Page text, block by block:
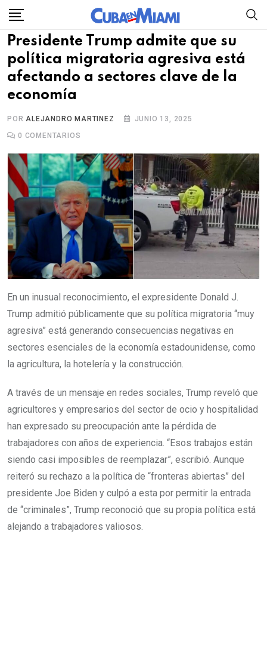
Skip
content
Presidente Trump admite que su
política migratoria agresiva está
afectando a sectores clave de la
economía
PORALEJANDRO MARTINEZ
JUNIO 13, 2025
0 COMENTARIOS
En un inusual reconocimiento, el expresidente Donald J.
Trump admitió públicamente que su política migratoria “muy
agresiva” está generando consecuencias negativas en
sectores esenciales de la economía estadounidense, como
la agricultura, la hotelería y la construcción.
A través de un mensaje en redes sociales, Trump reveló que
agricultores y empresarios del sector de ocio y hospitalidad
han expresado su preocupación ante la pérdida de
trabajadores con años de experiencia. “Esos trabajos están
siendo casi imposibles de reemplazar”, escribió. Aunque
reiteró su rechazo a la política de “fronteras abiertas” del
presidente Joe Biden y culpó a esta por permitir la entrada
de “criminales”, Trump reconoció que su propia política está
alejando a trabajadores valiosos.